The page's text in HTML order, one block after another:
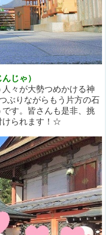
じゃ）
々が大勢つめかける神
ぶりながらもう片方の石
す。皆さんも是非、挑
けられます！☆